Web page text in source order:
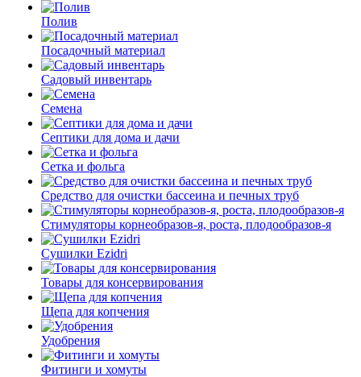
Полив
Посадочный материал
Садовый инвентарь
Семена
Септики для дома и дачи
Сетка и фольга
Средство для очистки бассеина и печных труб
Стимуляторы корнеобразов-я, роста, плодообразов-я
Сушилки Ezidri
Товары для консервирования
Щепа для копчения
Удобрения
Фитинги и хомуты